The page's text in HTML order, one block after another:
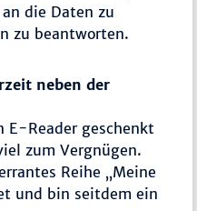
die Daten zu
zu beantworten.
neben der
E-Reader geschenkt
zum Vergnügen.
Reihe „Meine
und bin seitdem ein